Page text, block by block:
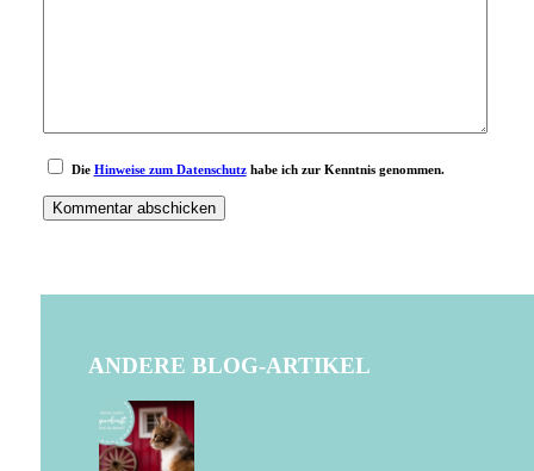
Die Hinweise zum Datenschutzhabe ich zur Kenntnis genommen.
ANDERE BLOG-ARTIKEL